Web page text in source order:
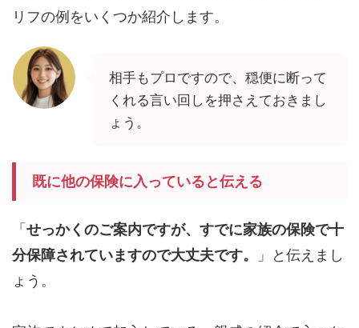
リフの例をいくつか紹介します。
相手もプロですので、穏便に断って
くれる言い回しを押さえておきまし
ょう。
既に他の保険に入っていると伝える
「 せっかくのご案内ですが、すでに家族の保険で十
分保障されていますので大丈夫です。
」と伝えまし
ょう。